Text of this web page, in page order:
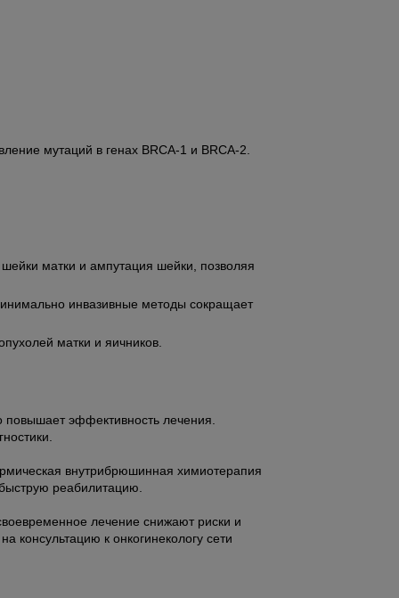
мутаций в генах BRCA-1 и BRCA-2.
матки и ампутация шейки, позволяя
инвазивные методы сокращает
матки и яичников.
повышает эффективность лечения.
внутрибрюшинная химиотерапия
реабилитацию.
лечение снижают риски и
консультацию к онкогинекологу сети